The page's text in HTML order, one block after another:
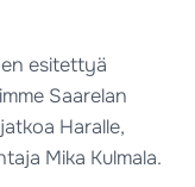
esitettyä
Saarelan
Haralle,
Mika Kulmala.